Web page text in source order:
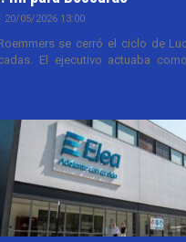
20/05/2026 13:00
se cerró el ciclo de
El ejecutivo actuaba